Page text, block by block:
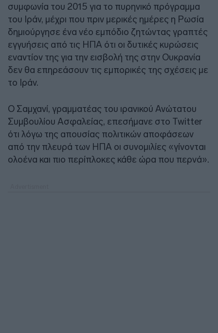
συμφωνία του 2015 για το πυρηνικό πρόγραμμα
του Ιράν, μέχρι που πριν μερικές ημέρες η Ρωσία
δημιούργησε ένα νέο εμπόδιο ζητώντας γραπτές
εγγυήσεις από τις ΗΠΑ ότι οι δυτικές κυρώσεις
εναντίον της για την εισβολή της στην Ουκρανία
δεν θα επηρεάσουν τις εμπορικές της σχέσεις με
το Ιράν.
Ο Σαμχανί, γραμματέας του ιρανικού Ανώτατου
Συμβουλίου Ασφαλείας, επεσήμανε στο Twitter
ότι λόγω της απουσίας πολιτικών αποφάσεων
από την πλευρά των ΗΠΑ οι συνομιλίες «γίνονται
ολοένα και πιο περίπλοκες κάθε ώρα που περνά».